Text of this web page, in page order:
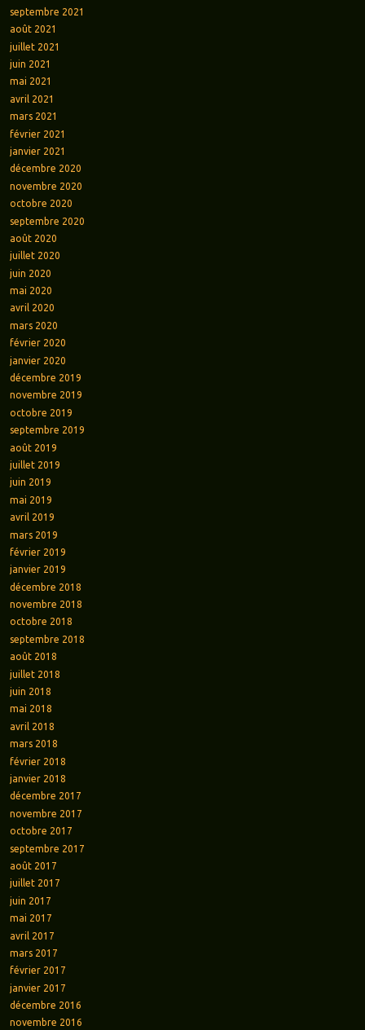
septembre 2021
août 2021
juillet 2021
juin 2021
mai 2021
avril 2021
mars 2021
février 2021
janvier 2021
décembre 2020
novembre 2020
octobre 2020
septembre 2020
août 2020
juillet 2020
juin 2020
mai 2020
avril 2020
mars 2020
février 2020
janvier 2020
décembre 2019
novembre 2019
octobre 2019
septembre 2019
août 2019
juillet 2019
juin 2019
mai 2019
avril 2019
mars 2019
février 2019
janvier 2019
décembre 2018
novembre 2018
octobre 2018
septembre 2018
août 2018
juillet 2018
juin 2018
mai 2018
avril 2018
mars 2018
février 2018
janvier 2018
décembre 2017
novembre 2017
octobre 2017
septembre 2017
août 2017
juillet 2017
juin 2017
mai 2017
avril 2017
mars 2017
février 2017
janvier 2017
décembre 2016
novembre 2016